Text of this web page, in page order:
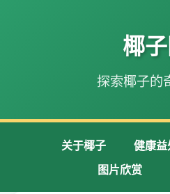
椰
探索椰子的
关于椰子 健康益
图片欣赏